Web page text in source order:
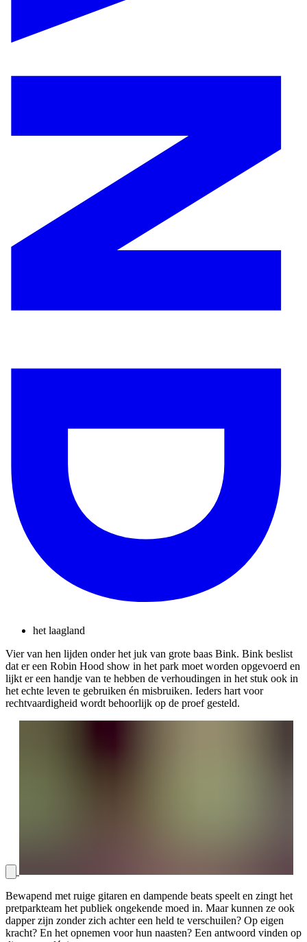
het laagland
Vier van hen lijden onder het juk van grote baas Bink. Bink beslist
dat er een Robin Hood show in het park moet worden opgevoerd en
lijkt er een handje van te hebben de verhoudingen in het stuk ook in
het echte leven te gebruiken én misbruiken. Ieders hart voor
rechtvaardigheid wordt behoorlijk op de proef gesteld.
Bewapend met ruige gitaren en dampende beats speelt en zingt het
pretparkteam het publiek ongekende moed in. Maar kunnen ze ook
dapper zijn zonder zich achter een held te verschuilen? Op eigen
kracht? En het opnemen voor hun naasten? Een antwoord vinden op